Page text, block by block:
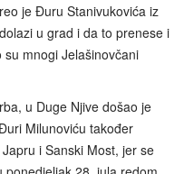
je Đuru Stanivukovića iz
u grad i da to prenese i
mnogi Jelašinovčani
u Duge Njive došao je
Milunoviću također
i Sanski Most, jer se